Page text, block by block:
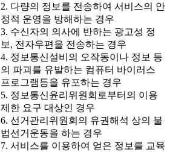
2. 다량의 정보를 전송하여 서비스의 안
정적 운영을 방해하는 경우
3. 수신자의 의사에 반하는 광고성 정
보, 전자우편을 전송하는 경우
4. 정보통신설비의 오작동이나 정보 등
의 파괴를 유발하는 컴퓨터 바이러스
프로그램등을 유포하는 경우
5. 정보통신윤리위원회로부터의 이용
제한 요구 대상인 경우
6. 선거관리위원회의 유권해석 상의 불
법선거운동을 하는 경우
7. 서비스를 이용하여 얻은 정보를 교육